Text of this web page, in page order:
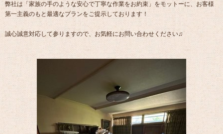
弊社は「家族の手のような安心で丁寧な作業をお約束」をモットーに、お客様
第一主義のもと最適なプランをご提示しております！
誠心誠意対応して参りますので、お気軽にお問い合わせください♫